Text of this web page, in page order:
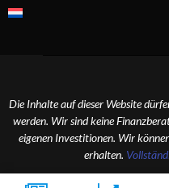
Die Inhalte auf dieser Website
werden. Wir sind keine
eigenen Investitionen. Wir
erhalten.